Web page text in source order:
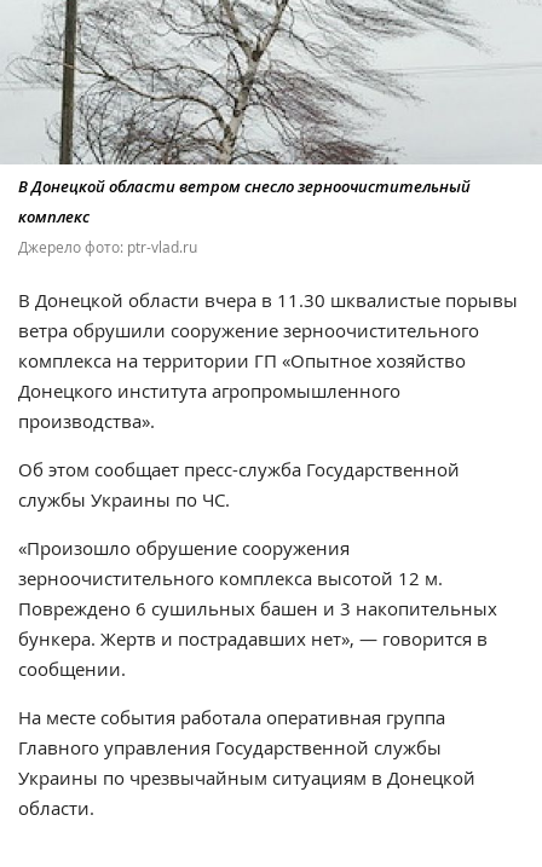
В Донецкой области ветром снесло зерноочистительный
комплекс
Джерело фото: ptr-vlad.ru
В Донецкой области вчера в 11.30 шквалистые порывы
ветра обрушили сооружение зерноочистительного
комплекса на территории ГП «Опытное хозяйство
Донецкого института агропромышленного
производства».
Об этом сообщает пресс-служба Государственной
службы Украины по ЧС.
«Произошло обрушение сооружения
зерноочистительного комплекса высотой 12 м.
Повреждено 6 сушильных башен и 3 накопительных
бункера. Жертв и пострадавших нет», — говорится в
сообщении.
На месте события работала оперативная группа
Главного управления Государственной службы
Украины по чрезвычайным ситуациям в Донецкой
области.